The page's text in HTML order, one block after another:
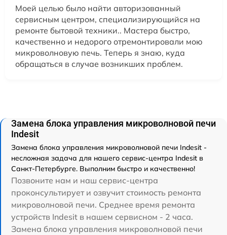
Моей целью было найти авторизованный
сервисным центром, специализирующийся на
ремонте бытовой техники.. Мастера быстро,
качественно и недорого отремонтировали мою
микроволновую печь. Теперь я знаю, куда
обращаться в случае возникших проблем.
Замена блока управления микроволновой печи
Indesit
Замена блока управления микроволновой печи Indesit -
несложная задача для нашего сервис-центра Indesit в
Санкт-Петербурге. Выполним быстро и качественно!
Позвоните нам и наш сервис-центра
проконсультирует и озвучит стоимость ремонта
микроволновой печи. Среднее время ремонта
устройств Indesit в нашем сервисном - 2 часа.
Замена блока управления микроволновой печи